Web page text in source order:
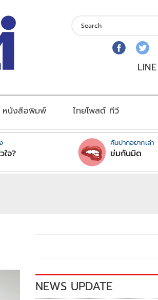
หนังสือพิมพ์ ไทยโพสต์ ทีวี
ใจ?
คันปากอยากเล่า
ข่มกันมิด
NEWS UPDATE